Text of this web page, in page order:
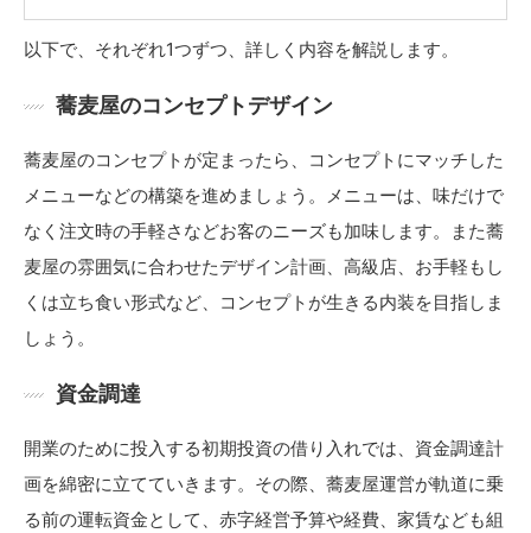
以下で、それぞれ1つずつ、詳しく内容を解説します。
蕎麦屋のコンセプトデザイン
蕎麦屋のコンセプトが定まったら、コンセプトにマッチした
メニューなどの構築を進めましょう。メニューは、味だけで
なく注文時の手軽さなどお客のニーズも加味します。また蕎
麦屋の雰囲気に合わせたデザイン計画、高級店、お手軽もし
くは立ち食い形式など、コンセプトが生きる内装を目指しま
しょう。
資金調達
開業のために投入する初期投資の借り入れでは、資金調達計
画を綿密に立てていきます。その際、蕎麦屋運営が軌道に乗
る前の運転資金として、赤字経営予算や経費、家賃なども組